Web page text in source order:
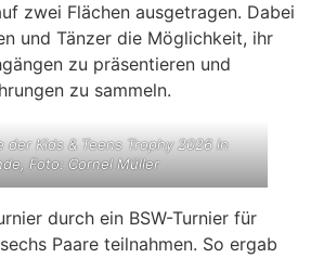
zwei Flächen ausgetragen. Dabei
und Tänzer die Möglichkeit, ihr
zu präsentieren und
zu sammeln.
der Kids & Teens Trophy 2026 in
Foto: Cornel Müller
durch ein BSW-Turnier für
Paare teilnahmen. So ergab